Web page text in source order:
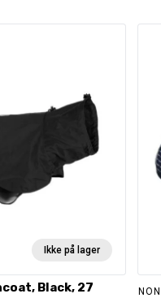
Ikke på lager
Black, 27